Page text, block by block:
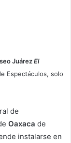
JuárezEl
Espectáculos, solo
de
Oaxaca de
instalarse en